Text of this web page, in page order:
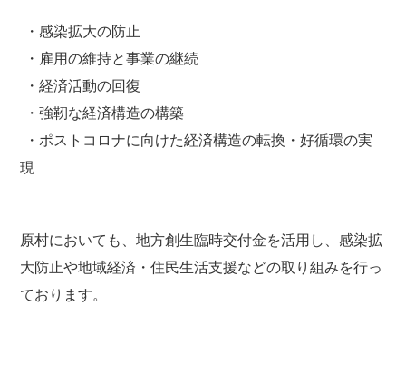
・感染拡大の防止
・雇用の維持と事業の継続
・経済活動の回復
・強靭な経済構造の構築
・ポストコロナに向けた経済構造の転換・好循環の実
現
原村においても、地方創生臨時交付金を活用し、感染拡
大防止や地域経済・住民生活支援などの取り組みを行っ
ております。